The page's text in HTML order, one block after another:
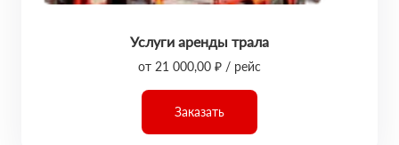
Услуги аренды трала
от 21 000,00 ₽ / рейс
Заказать